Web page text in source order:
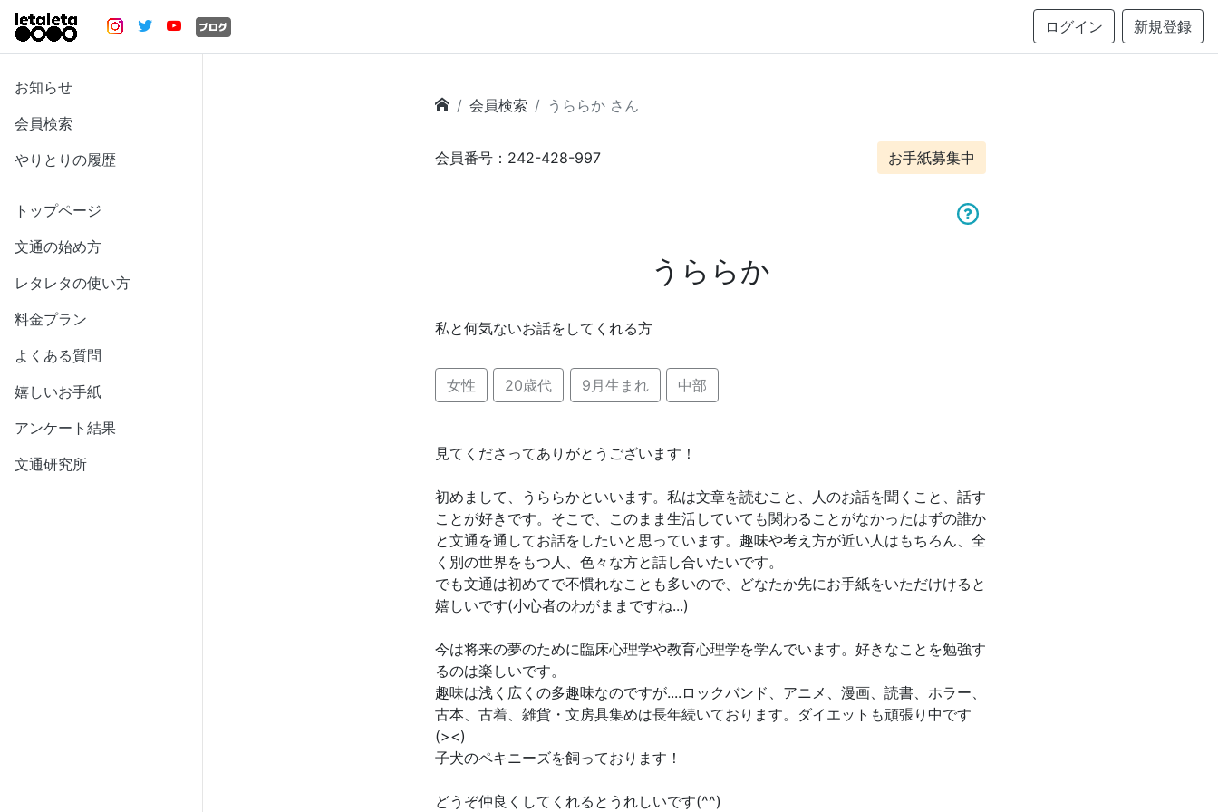
ログイン 新規登録
お知らせ
会員検索
やりとりの履歴
トップページ
文通の始め方
レタレタの使い方
料金プラン
よくある質問
嬉しいお手紙
アンケート結果
文通研究所
会員検索 うららか さん
会員番号：242-428-997 お手紙募集中
うららか
私と何気ないお話をしてくれる方
女性 20歳代 9月生まれ 中部
見てくださってありがとうございます！
初めまして、うららかといいます。私は文章を読むこと、人のお話を聞くこと、話す
ことが好きです。そこで、このまま生活していても関わることがなかったはずの誰か
と文通を通してお話をしたいと思っています。趣味や考え方が近い人はもちろん、全
く別の世界をもつ人、色々な方と話し合いたいです。
でも文通は初めてで不慣れなことも多いので、どなたか先にお手紙をいただけけると
嬉しいです(小心者のわがままですね...)
今は将来の夢のために臨床心理学や教育心理学を学んでいます。好きなことを勉強す
るのは楽しいです。
趣味は浅く広くの多趣味なのですが....ロックバンド、アニメ、漫画、読書、ホラー、
古本、古着、雑貨・文房具集めは長年続いております。ダイエットも頑張り中です
(><)
子犬のペキニーズを飼っております！
どうぞ仲良くしてくれるとうれしいです(^^)